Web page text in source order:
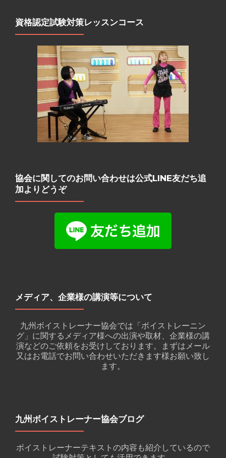
資格認定試験対策レッスンコース
協会に関してのお問い合わせは公式LINE友だち追
加よりどうぞ
メディア、企業様の講演等について
九州ボイストレーナー協会では「ボイストレーニン
グ」に関するメディア様への出演や取材、企業様の講
演などのご依頼をお受けしております。まずはメール
又はお電話でお問い合わせいただきます様お願い致し
ます。
九州ボイストレーナー協会ブログ
ボイストレーナーテキストの内容も紹介しているので